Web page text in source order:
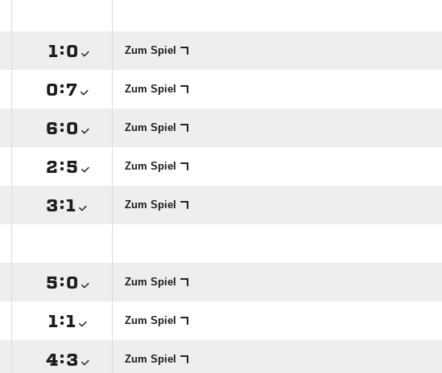
: Zum Spiel
: Zum Spiel
: Zum Spiel
: Zum Spiel
: Zum Spiel
: Zum Spiel
: Zum Spiel
: Zum Spiel